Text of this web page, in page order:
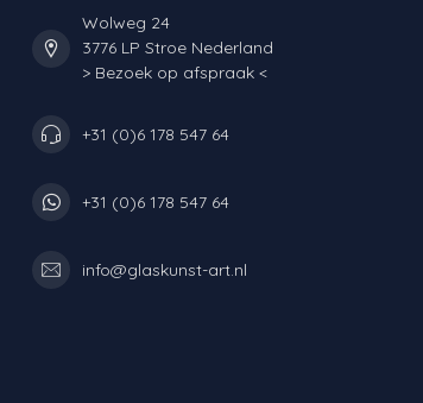
Wolweg 24
3776 LP Stroe Nederland
> Bezoek op afspraak <
+31 (0)6 178 547 64
+31 (0)6 178 547 64
info@glaskunst-art.nl